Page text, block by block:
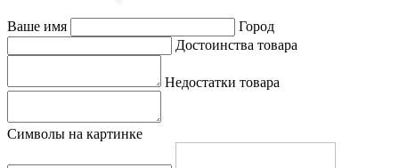
Ваше имя
Город
Достоинства товара
Недостатки товара
Символы на картинке